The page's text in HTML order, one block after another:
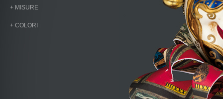
+ MISURE
+ COLORI